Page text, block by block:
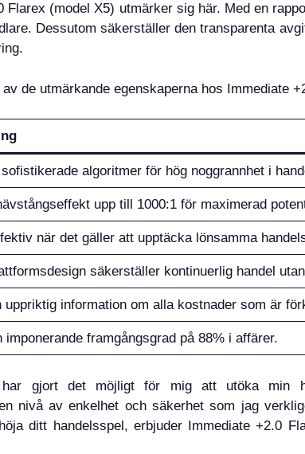
(model X5) utmärker sig här. Med en
Dessutom säkerställer den transparenta
de utmärkande egenskaperna hos Immediate
algoritmer för hög noggrannhet i
upp till 1000:1 för maximerad
när det gäller att upptäcka lönsamma
säkerställer kontinuerlig handel
uppriktig information om alla kostnader som är
imponerande framgångsgrad på 88% i affärer.
har gjort det möjligt för mig att utöka min
nivå av enkelhet och säkerhet som jag
ditt handelsspel, erbjuder Immediate +2.0